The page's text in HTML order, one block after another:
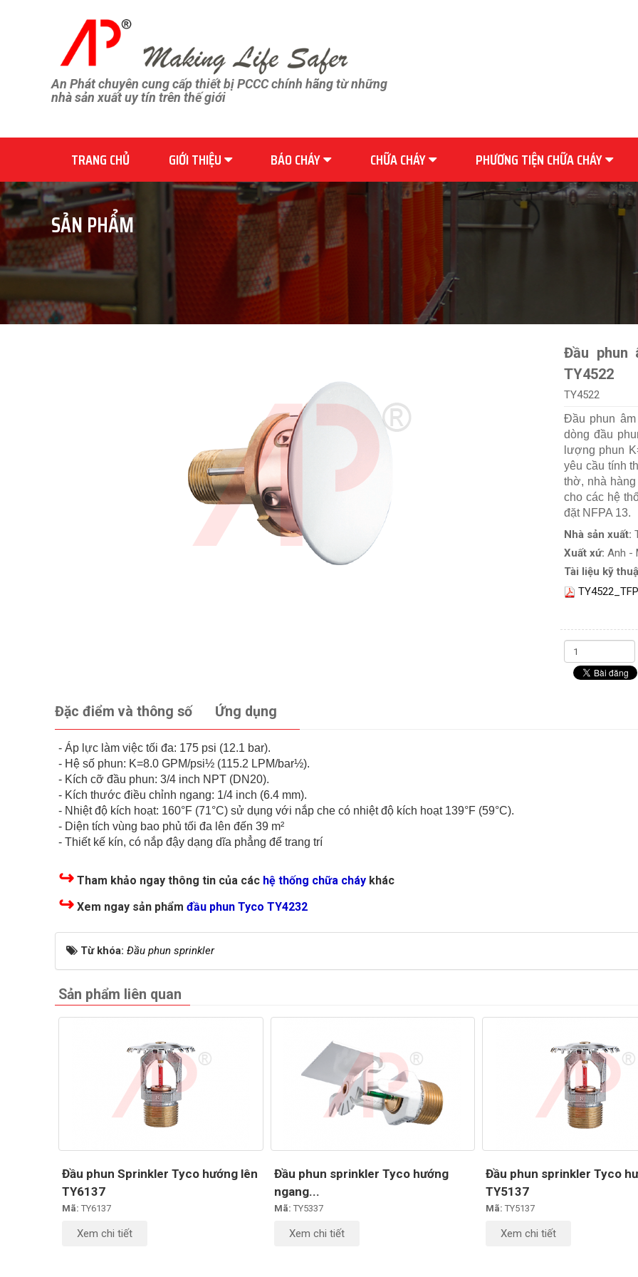
An Phát chuyên cung cấp thiết bị PCCC chính hãng từ những
nhà sản xuất uy tín trên thế giới
TRANG CHỦ GIỚI THIỆU BÁO CHÁY CHỮA CHÁY PHƯƠNG TIỆN CHỮA CHÁY
SẢN PHẨM
Đầu phun
TY4522
TY4522
Đầu phun
dòng đầu
lượng phun
yêu cầu tính
thờ, nhà
cho các hệ
đặt NFPA 13.
Nhà sản xuất:
Xuất xứ: Anh -
Tài liệu kỹ
Đặc điểm và thông số Ứng dụng
- Áp lực làm việc tối đa: 175 psi (12.1 bar).
- Hệ số phun: K=8.0 GPM/psi½ (115.2 LPM/bar½).
- Kích cỡ đầu phun: 3/4 inch NPT (DN20).
- Kích thước điều chỉnh ngang: 1/4 inch (6.4 mm).
- Nhiệt độ kích hoạt: 160°F (71°C) sử dụng với nắp che có nhiệt độ kích hoạt 139°F (59°C).
- Diện tích vùng bao phủ tối đa lên đến 39 m²
- Thiết kế kín, có nắp đậy dạng dĩa phẳng để trang trí
↪ Tham khảo ngay thông tin của các hệ thống chữa cháy khác
↪ Xem ngay sản phẩm đầu phun Tyco TY4232
Từ khóa: Đầu phun sprinkler
Sản phẩm liên quan
Đầu phun Sprinkler Tyco hướng lên
TY6137
Mã: TY6137
Xem chi tiết
Đầu phun sprinkler Tyco hướng
ngang...
Mã: TY5337
Xem chi tiết
Đầu phun sprinkler Tyco
TY5137
Mã: TY5137
Xem chi tiết